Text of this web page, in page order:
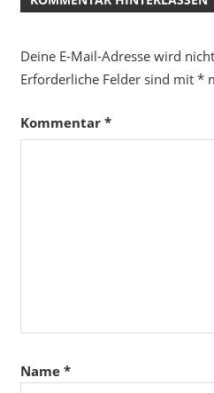
Deine E-Mail-Adresse wird
Erforderliche Felder sind mit *
Kommentar *
Name *